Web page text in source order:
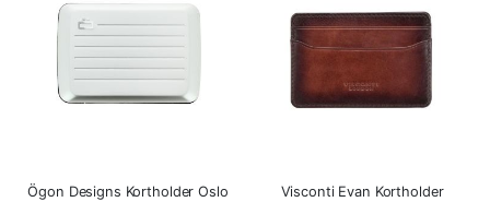
Ögon Designs Kortholder Oslo
Visconti Evan Kortholder